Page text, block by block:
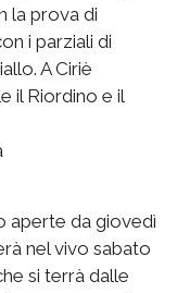
la prova di
i parziali di
A Ciriè
il Riordino e il
aperte da giovedì
nel vivo sabato
si terrà dalle